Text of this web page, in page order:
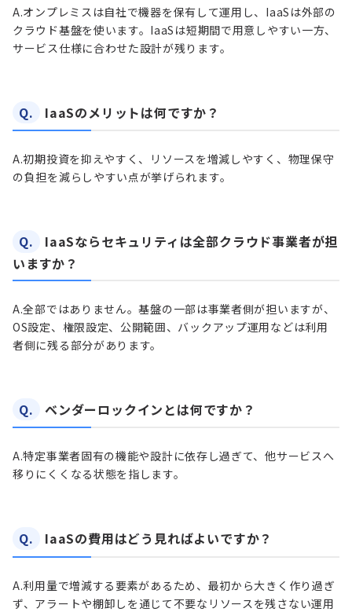
A.オンプレミスは自社で機器を保有して運用し、IaaSは外部の
クラウド基盤を使います。IaaSは短期間で用意しやすい一方、
サービス仕様に合わせた設計が残ります。
Q. IaaSのメリットは何ですか？
A.初期投資を抑えやすく、リソースを増減しやすく、物理保守
の負担を減らしやすい点が挙げられます。
Q.
IaaSならセキュリティは全部クラウド事業者が担
いますか？
A.全部ではありません。基盤の一部は事業者側が担いますが、
OS設定、権限設定、公開範囲、バックアップ運用などは利用
者側に残る部分があります。
Q. ベンダーロックインとは何ですか？
A.特定事業者固有の機能や設計に依存し過ぎて、他サービスへ
移りにくくなる状態を指します。
Q. IaaSの費用はどう見ればよいですか？
A.利用量で増減する要素があるため、最初から大きく作り過ぎ
ず、アラートや棚卸しを通じて不要なリソースを残さない運用